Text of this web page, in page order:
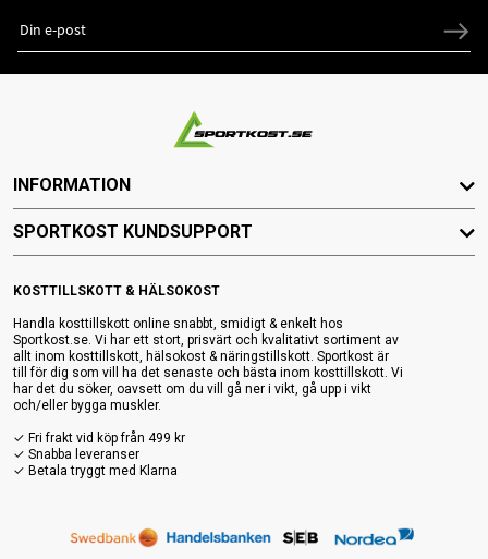
KOSTTILLSKOTT & HÄLSOKOST
Handla kosttillskott online snabbt, smidigt & enkelt hos
Sportkost.se. Vi har ett stort, prisvärt och kvalitativt sortiment av
allt inom kosttillskott, hälsokost & näringstillskott. Sportkost är
till för dig som vill ha det senaste och bästa inom kosttillskott. Vi
har det du söker, oavsett om du vill gå ner i vikt, gå upp i vikt
och/eller bygga muskler.
✓ Fri frakt vid köp från 499 kr
✓ Snabba leveranser
✓ Betala tryggt med Klarna
INFORMATION
SPORTKOST KUNDSUPPORT